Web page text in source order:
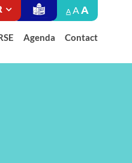
A AA
Agenda Contact